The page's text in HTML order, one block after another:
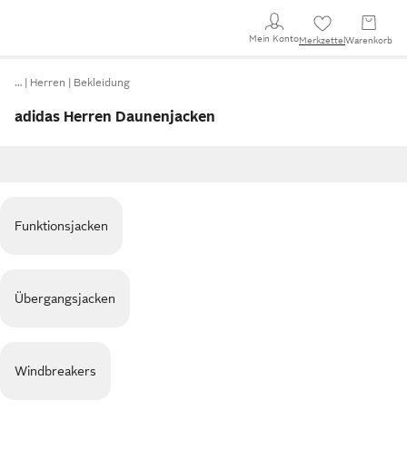
Mein KontoMerkzettel Warenkorb
… Herren Bekleidung
adidas Herren Daunenjacken
Funktionsjacken
Übergangsjacken
Windbreakers